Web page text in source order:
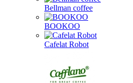
Bellman coffee
BOOKOO
Cafelat Robot